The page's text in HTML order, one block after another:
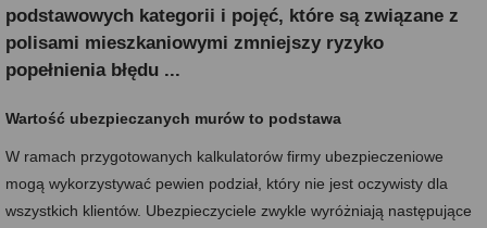
podstawowych kategorii i pojęć, które są związane z
polisami mieszkaniowymi zmniejszy ryzyko
popełnienia błędu ...
Wartość ubezpieczanych murów to podstawa
W ramach przygotowanych kalkulatorów firmy ubezpieczeniowe
mogą wykorzystywać pewien podział, który nie jest oczywisty dla
wszystkich klientów. Ubezpieczyciele zwykle wyróżniają następujące